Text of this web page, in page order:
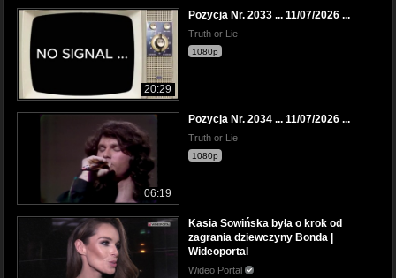
20:29
Pozycja Nr. 2033 ... 11/07/2026 ...
Truth or Lie
1080p
06:19
Pozycja Nr. 2034 ... 11/07/2026 ...
Truth or Lie
1080p
Kasia Sowińska była o krok od
zagrania dziewczyny Bonda |
Wideoportal
Wideo Portal